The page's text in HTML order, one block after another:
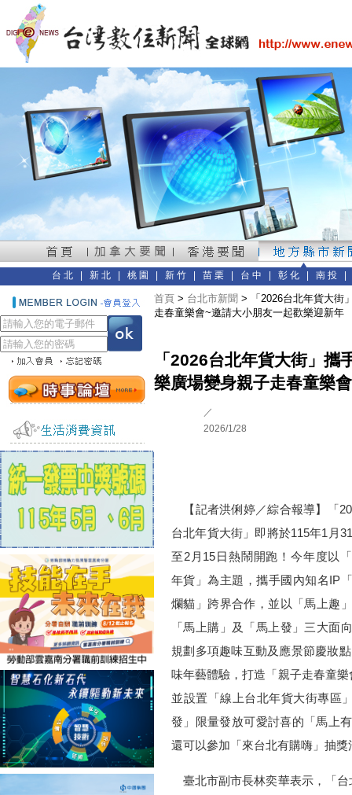
台北 新北 桃園 新竹 苗栗 台中 彰化 南投
首頁 > 台北市新聞 > 「2026台北年貨大街
走春童樂會~邀請大小朋友一起歡樂迎新年
「2026台北年貨大街」
樂廣場變身親子走春童樂
／
2026/1/28
【記者洪俐婷／綜合報導】「
台北年貨大街」即將於115年1月
至2月15日熱鬧開跑！今年度以
年貨」為主題，攜手國內知名IP
爛貓」跨界合作，並以「馬上趣
「馬上購」及「馬上發」三大面
規劃多項趣味互動及應景節慶妝
味年藝體驗，打造「親子走春童
並設置「線上台北年貨大街專區
發」限量發放可愛討喜的「馬上
還可以參加「來台北有購嗨」抽
臺北市副市長林奕華表示，「台